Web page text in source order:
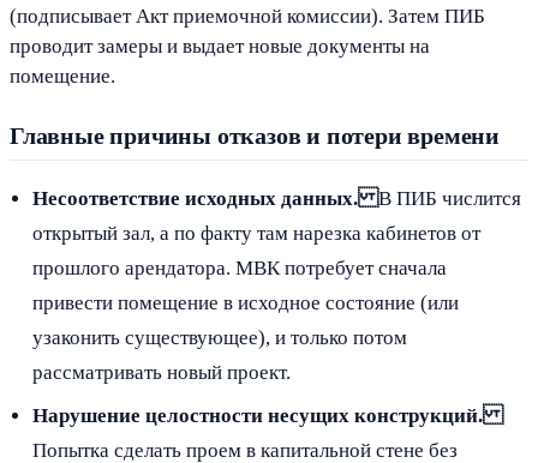
(подписывает Акт приемочной комиссии). Затем ПИБ
проводит замеры и выдает новые документы на
помещение.
Главные причины отказов и потери времени
Несоответствие исходных данных.В ПИБ числится
открытый зал, а по факту там нарезка кабинетов от
прошлого арендатора. МВК потребует сначала
привести помещение в исходное состояние (или
узаконить существующее), и только потом
рассматривать новый проект.
Нарушение целостности несущих конструкций.
Попытка сделать проем в капитальной стене без